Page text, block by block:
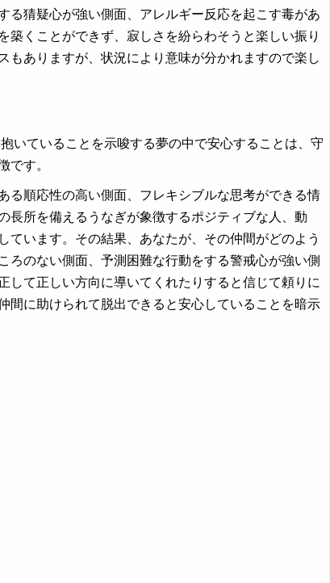
る猜疑心が強い側面、アレルギー反応を起こす毒があ
くことができず、寂しさを紛らわそうと楽しい振り
もありますが、状況により意味が分かれますので楽し
ていることを示唆する夢の中で安心することは、守
です。
る順応性の高い側面、フレキシブルな思考ができる情
長所を備えるうなぎが象徴するポジティブな人、動
います。その結果、あなたが、その仲間がどのよう
のない側面、予測困難な行動をする警戒心が強い側
て正しい方向に導いてくれたりすると信じて頼りに
間に助けられて脱出できると安心していることを暗示